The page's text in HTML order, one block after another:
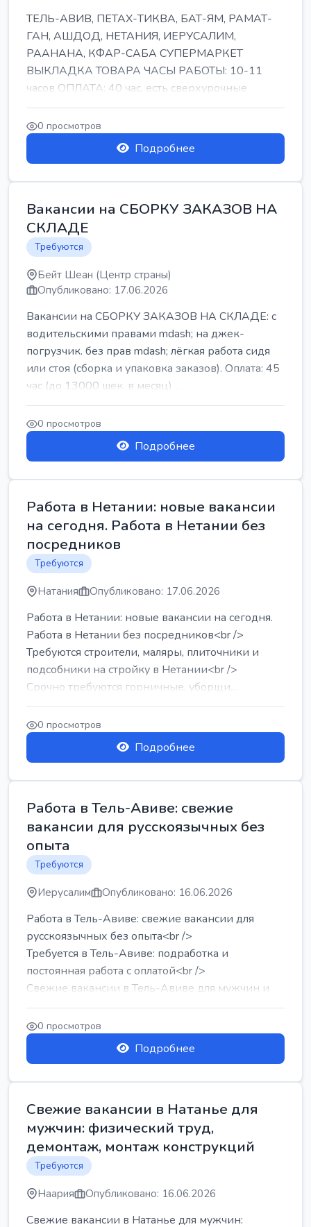
ТЕЛЬ-АВИВ, ПЕТАХ-ТИКВА, БАТ-ЯМ, РАМАТ-
ГАН, АШДОД, НЕТАНИЯ, ИЕРУСАЛИМ,
РААНАНА, КФАР-САБА СУПЕРМАРКЕТ
ВЫКЛАДКА ТОВАРА ЧАСЫ РАБОТЫ: 10-11
часов ОПЛАТА: 40 час, есть сверхурочные
ПИТАНИЕ ЕСТЬ Для синих б...
0 просмотров
Подробнее
Вакансии на СБОРКУ ЗАКАЗОВ НА
СКЛАДЕ
Требуются
Бейт Шеан (Центр страны)
Опубликовано: 17.06.2026
Вакансии на СБОРКУ ЗАКАЗОВ НА СКЛАДЕ: с
водительскими правами mdash; на джек-
погрузчик. без прав mdash; лёгкая работа сидя
или стоя (сборка и упаковка заказов). Оплата: 45
час (до 13000 шек. в месяц) ...
0 просмотров
Подробнее
Работа в Нетании: новые вакансии
на сегодня. Работа в Нетании без
посредников
Требуются
Натания Опубликовано: 17.06.2026
Работа в Нетании: новые вакансии на сегодня.
Работа в Нетании без посредников<br />
Требуются строители, маляры, плиточники и
подсобники на стройку в Нетании<br />
Срочно требуются горничные, уборщи...
0 просмотров
Подробнее
Работа в Тель-Авиве: свежие
вакансии для русскоязычных без
опыта
Требуются
Иерусалим Опубликовано: 16.06.2026
Работа в Тель-Авиве: свежие вакансии для
русскоязычных без опыта<br />
Требуется в Тель-Авиве: подработка и
постоянная работа с оплатой<br />
Свежие вакансии в Тель-Авиве для мужчин и
женщин от хозя...
0 просмотров
Подробнее
Свежие вакансии в Натанье для
мужчин: физический труд,
демонтаж, монтаж конструкций
Требуются
Наария Опубликовано: 16.06.2026
Свежие вакансии в Натанье для мужчин: